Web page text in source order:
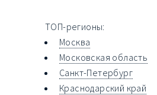
ТОП-регионы:
Москва
Московская область
Санкт-Петербург
Краснодарский край